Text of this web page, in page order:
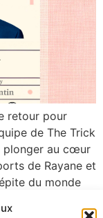
retour pour
de The Trick
plonger au cœur
de Rayane et
du monde